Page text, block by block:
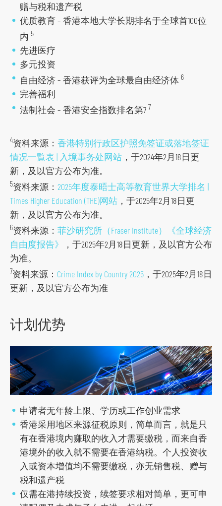
赠与税和遗产税
优质教育 – 香港本地大学长期排名于全球首100位
内 5
先进医疗
多元投资
自由经济 – 香港获评为全球最自由经济体 6
完善福利
法制社会 – 香港安全指数排名第7 7
4资料来源： 香港特别行政区护照免签证或落地签证
情况一覧表 | 入境事务处网站 ，于2024年2月18日更
新，及以官方公布为准。
5资料来源： 2025年度泰晤士高等教育世界大学排名 |
Times Higher Education (THE)网站 ，于2025年2月18日更
新，及以官方公布为准。
6资料来源： 菲沙研究所（Fraser Institute）《全球经济
自由度报告》
，于2025年2月18日更新，及以官方公布
为准。
7资料来源： Crime Index by Country 2025 ，于2025年2月18日
更新，及以官方公布为准
计划优势
申请者无年龄上限、学历或工作创业需求
香港采用地区来源征税原则，简单而言，就是只
有在香港境内赚取的收入才需要缴税，而来自香
港境外的收入就不需要在香港纳税。个人投资收
入或资本增值均不需要缴税，亦无销售税、赠与
税和遗产税
仅需在港持续投资，续签要求相对简单，更可申